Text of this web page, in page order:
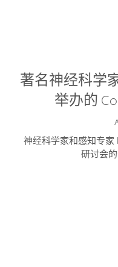
著名神经科学
举办的
神经科学家和感知专家
研讨会